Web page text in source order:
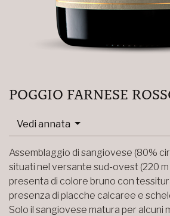
POGGIO FARNESE
Vedi annata
Assemblaggio di sangiovese (80%
situati nel versante sud-ovest (220 m
presenta di colore bruno con
presenza di placche calcaree e
Solo il sangiovese matura per alcuni